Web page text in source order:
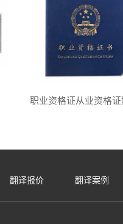
职业资格证从业资格
翻译报价 翻译案例